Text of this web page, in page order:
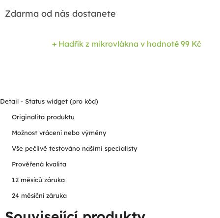
Zdarma od nás dostanete
+ Hadřík z mikrovlákna v hodnotě 99 Kč
Detail - Status widget (pro kód)
Originalita produktu
Možnost vrácení nebo výměny
Vše pečlivě testováno našimi specialisty
Prověřená kvalita
12 měsíců záruka
24 měsíční záruka